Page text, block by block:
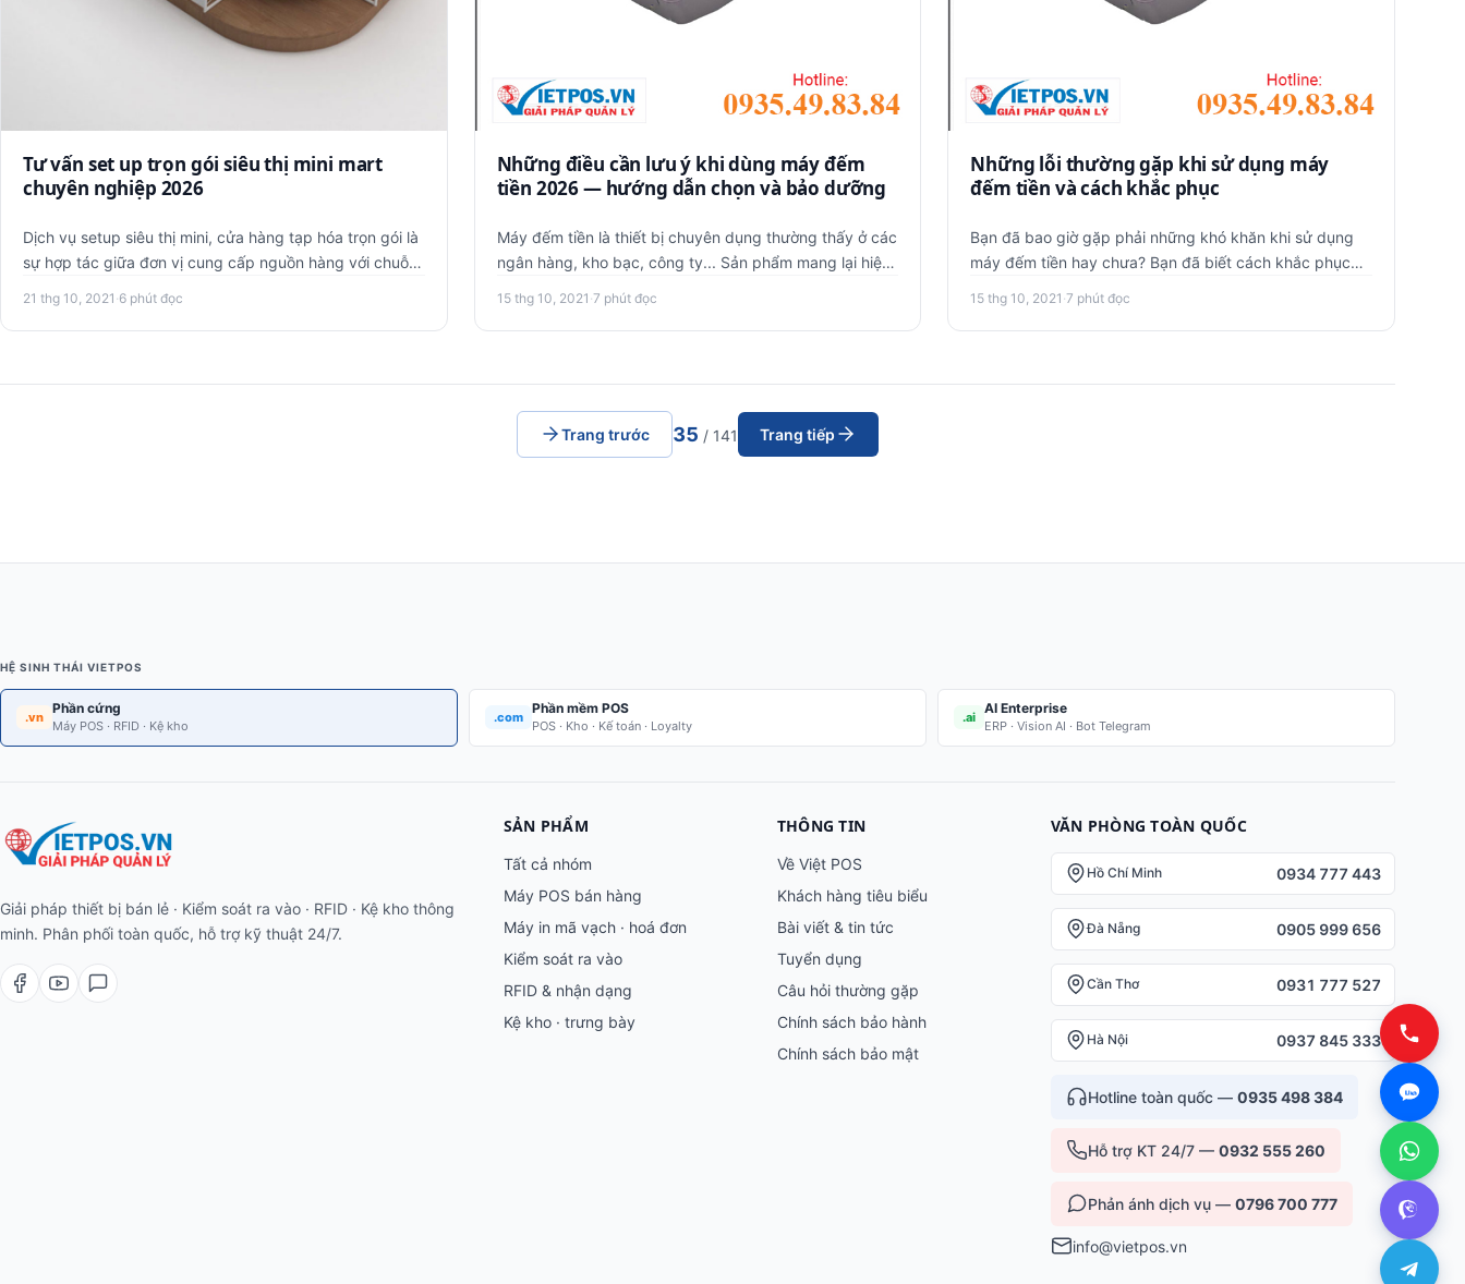
Tư vấn set up trọn gói siêu thị mini mart
chuyên nghiệp 2026
Dịch vụ setup siêu thị mini, cửa hàng tạp hóa trọn gói là
sự hợp tác giữa đơn vị cung cấp nguồn hàng với chuỗi
21 thg 10, 2021 ·6 phút đọc
Những điều cần lưu ý khi dùng máy đếm
tiền 2026 — hướng dẫn chọn và bảo dưỡng
Máy đếm tiền là thiết bị chuyên dụng thường thấy ở các
ngân hàng, kho bạc, công ty... Sản phẩm mang lại hiệu
15 thg 10, 2021 ·7 phút đọc
Những lỗi thường gặp khi sử dụng máy
đếm tiền và cách khắc phục
Bạn đã bao giờ gặp phải những khó khăn khi sử dụng
máy đếm tiền hay chưa? Bạn đã biết cách khắc phục
15 thg 10, 2021 ·7 phút đọc
Trang trước 35 / 141 Trang tiếp
HỆ SINH THÁI VIETPOS
.vn
Phần cứng
Máy POS · RFID · Kệ kho
.com
Phần mềm POS
POS · Kho · Kế toán · Loyalty
.ai
AI Enterprise
ERP · Vision AI · Bot Telegram
Giải pháp thiết bị bán lẻ · Kiểm soát ra vào · RFID · Kệ kho thông
minh. Phân phối toàn quốc, hỗ trợ kỹ thuật 24/7.
SẢN PHẨM
Tất cả nhóm
Máy POS bán hàng
Máy in mã vạch · hoá đơn
Kiểm soát ra vào
RFID & nhận dạng
Kệ kho · trưng bày
THÔNG TIN
Về Việt POS
Khách hàng tiêu biểu
Bài viết & tin tức
Tuyển dụng
Câu hỏi thường gặp
Chính sách bảo hành
Chính sách bảo mật
VĂN PHÒNG TOÀN QUỐC
Hồ Chí Minh 0934 777 443
Đà Nẵng 0905 999 656
Cần Thơ 0931 777 527
Hà Nội 0937 845 333
Hotline toàn quốc — 0935 498 384
Hỗ trợ KT 24/7 — 0932 555 260
Phản ánh dịch vụ — 0796 700 777
info@vietpos.vn